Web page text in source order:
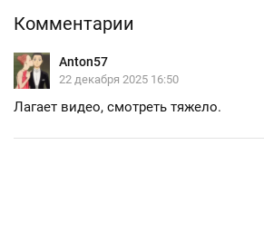
Комментарии
Anton57
22 декабря 2025 16:50
Лагает видео, смотреть тяжело.